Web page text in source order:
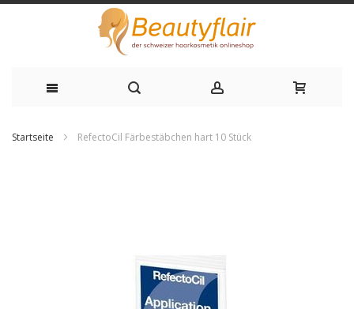
Startseite RefectoCil Färbestäbchen hart 10 Stück